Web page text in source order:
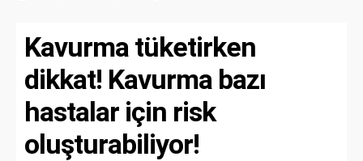
Kavurma tüketirken
dikkat! Kavurma bazı
hastalar için risk
oluşturabiliyor!